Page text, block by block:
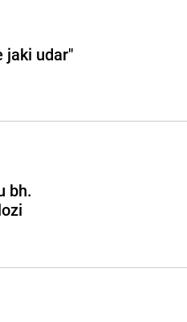
jaki udar"
bh.